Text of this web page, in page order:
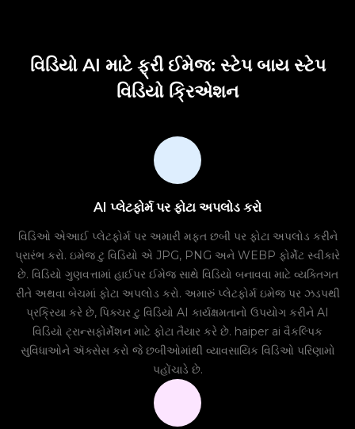
વિડિયો AI માટે ફ્રી ઈમેજ: સ્ટેપ બાય સ્ટેપ
વિડિયો ક્રિએશન
AI પ્લેટફોર્મ પર ફોટા અપલોડ કરો
વિડિઓ એઆઈ પ્લેટફોર્મ પર અમારી મફત છબી પર ફોટા અપલોડ કરીને
પ્રારંભ કરો. ઇમેજ ટુ વિડિયો એ JPG, PNG અને WEBP ફોર્મેટ સ્વીકારે
છે. વિડિયો ગુણવત્તામાં હાઈપર ઈમેજ સાથે વિડિયો બનાવવા માટે વ્યક્તિગત
રીતે અથવા બેચમાં ફોટા અપલોડ કરો. અમારું પ્લેટફોર્મ ઇમેજ પર ઝડપથી
પ્રક્રિયા કરે છે, પિક્ચર ટુ વિડિયો AI કાર્યક્ષમતાનો ઉપયોગ કરીને AI
વિડિયો ટ્રાન્સફોર્મેશન માટે ફોટા તૈયાર કરે છે. haiper ai વૈકલ્પિક
સુવિધાઓને ઍક્સેસ કરો જે છબીઓમાંથી વ્યાવસાયિક વિડિઓ પરિણામો
પહોંચાડે છે.